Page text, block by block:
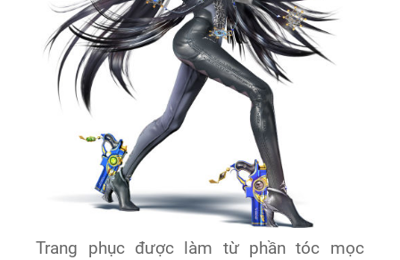
Trang phục được làm từ phần tóc mọc